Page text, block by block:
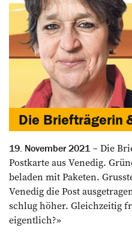
Die Briefträgerin
19. November 2021
Die
Postkarte aus Venedig.
beladen mit Paketen.
Venedig die Post
schlug höher. Gleichzeitig
eigentlich?»